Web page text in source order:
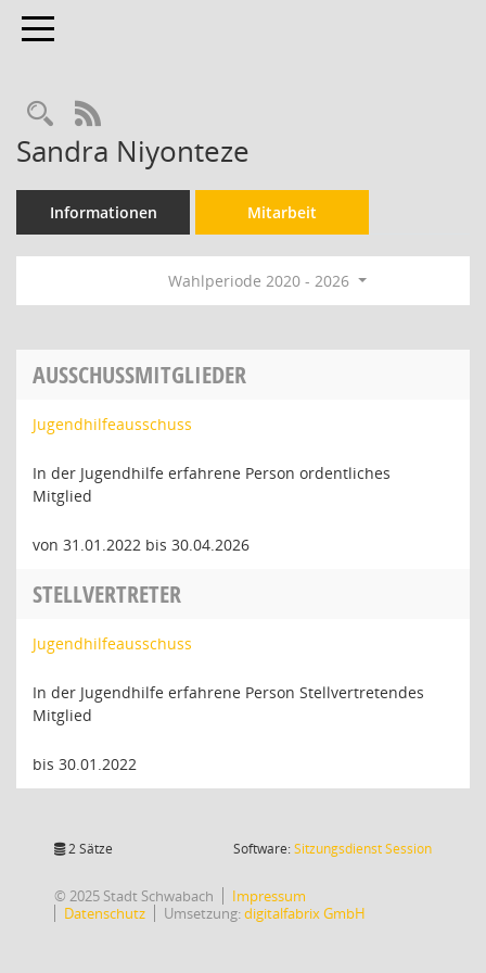
Toggle navigation
Rechercheauswahl
RSS-Feed
Sandra Niyonteze
Informationen Mitarbeit
Wahlperiode 2020 - 2026
AUSSCHUSSMITGLIEDER
Jugendhilfeausschuss
In der Jugendhilfe erfahrene Person ordentliches
Mitglied
von 31.01.2022 bis 30.04.2026
STELLVERTRETER
Jugendhilfeausschuss
In der Jugendhilfe erfahrene Person Stellvertretendes
Mitglied
bis 30.01.2022
2 Sätze Software:SitzungsdienstSession(Wird in
© 2025 Stadt Schwabach
Impressum
Datenschutz
Umsetzung:digitalfabrix GmbH